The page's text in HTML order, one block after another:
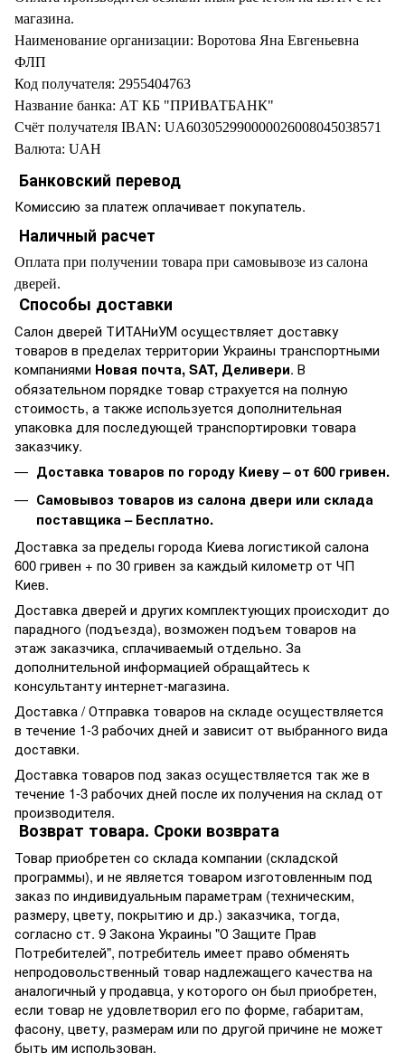
магазина.
Наименование организации: Воротова Яна Евгеньевна
ФЛП
Код получателя: 2955404763
Название банка: АТ КБ "ПРИВАТБАНК"
Счёт получателя IBAN: UA603052990000026008045038571
Валюта: UAH
Банковский перевод
Комиссию за платеж оплачивает покупатель.
Наличный расчет
Оплата при получении товара при самовывозе из салона
дверей.
Способы доставки
Салон дверей ТИТАНиУМ осуществляет доставку
товаров в пределах территории Украины транспортными
компаниями Новая почта, SAT, Деливери. В
обязательном порядке товар страхуется на полную
стоимость, а также используется дополнительная
упаковка для последующей транспортировки товара
заказчику.
Доставка товаров по городу Киеву – от 600 гривен.
Самовывоз товаров из салона двери или склада
поставщика – Бесплатно.
Доставка за пределы города Киева логистикой салона
600 гривен + по 30 гривен за каждый километр от ЧП
Киев.
Доставка дверей и других комплектующих происходит до
парадного (подъезда), возможен подъем товаров на
этаж заказчика, сплачиваемый отдельно. За
дополнительной информацией обращайтесь к
консультанту интернет-магазина.
Доставка / Отправка товаров на складе осуществляется
в течение 1-3 рабочих дней и зависит от выбранного вида
доставки.
Доставка товаров под заказ осуществляется так же в
течение 1-3 рабочих дней после их получения на склад от
производителя.
Возврат товара. Сроки возврата
Товар приобретен со склада компании (складской
программы), и не является товаром изготовленным под
заказ по индивидуальным параметрам (техническим,
размеру, цвету, покрытию и др.) заказчика, тогда,
согласно ст. 9 Закона Украины "О Защите Прав
Потребителей", потребитель имеет право обменять
непродовольственный товар надлежащего качества на
аналогичный у продавца, у которого он был приобретен,
если товар не удовлетворил его по форме, габаритам,
фасону, цвету, размерам или по другой причине не может
быть им использован.